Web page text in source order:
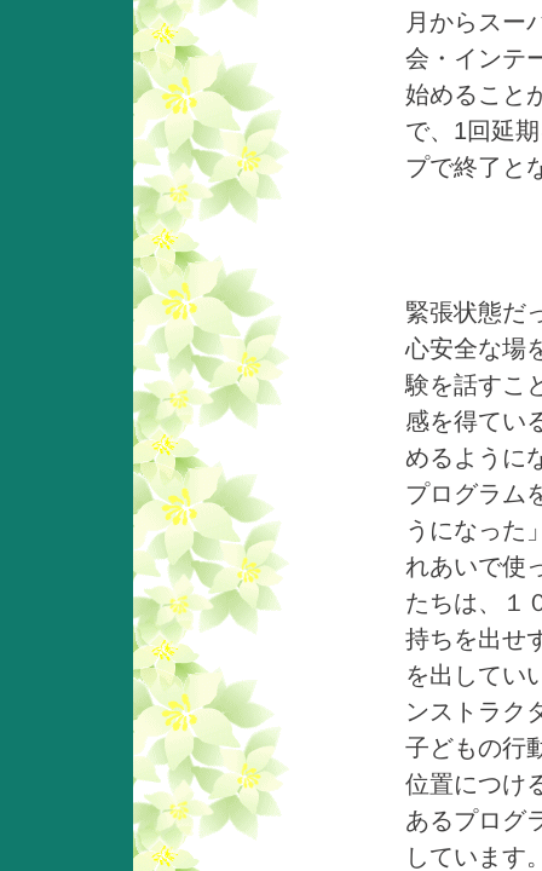
月からスー
会・インテ
始めること
で、1回延
プで
緊張状態だ
心安全な場
験を話すこ
感を得てい
めるように
プログラム
うになった
れあいで使
たちは、１
持ちを出せ
を出してい
ンストラク
子どもの行
位置につけ
あるプログ
しています